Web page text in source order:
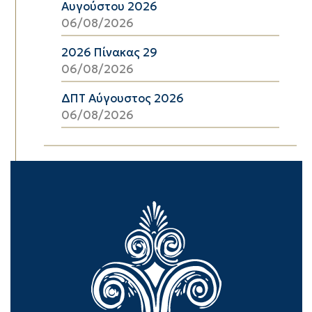
Αυγούστου 2026
06/08/2026
2026 Πίνακας 29
06/08/2026
ΔΠΤ Αύγουστος 2026
06/08/2026